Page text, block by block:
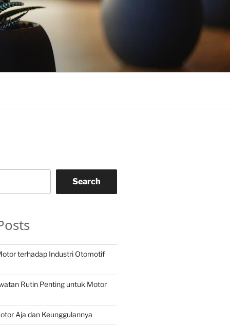
Search
terhadap Industri Otomotif
Rutin Penting untuk Motor
Aja dan Keunggulannya